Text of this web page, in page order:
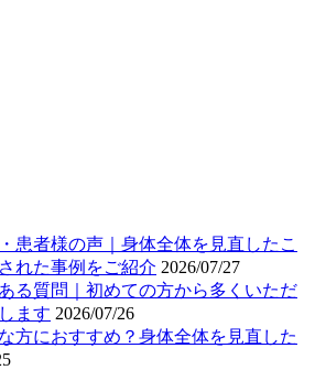
患者様の声｜身体全体を見直したこ
れた事例をご紹介 2026/07/27
る質問｜初めての方から多くいただ
ます 2026/07/26
方におすすめ？身体全体を見直した